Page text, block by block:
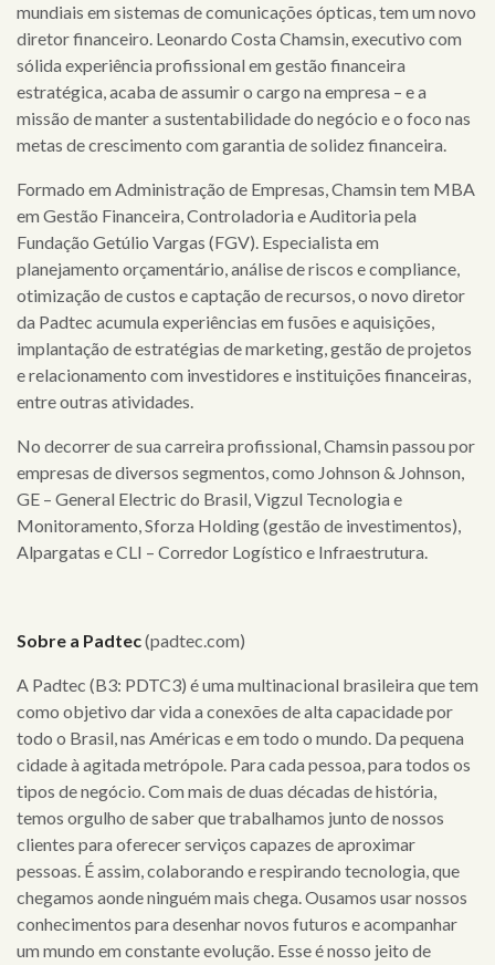
home
quem
serviços
clientes
cases
notícias
mundiais em sistemas de comunicações ópticas, tem um novo
diretor financeiro. Leonardo Costa Chamsin, executivo com
sólida experiência profissional em gestão financeira
estratégica, acaba de assumir o cargo na empresa – e a
missão de manter a sustentabilidade do negócio e o foco nas
metas de crescimento com garantia de solidez financeira.
Formado em Administração de Empresas, Chamsin tem MBA
em Gestão Financeira, Controladoria e Auditoria pela
Fundação Getúlio Vargas (FGV). Especialista em
planejamento orçamentário, análise de riscos e compliance,
otimização de custos e captação de recursos, o novo diretor
da Padtec acumula experiências em fusões e aquisições,
implantação de estratégias de marketing, gestão de projetos
e relacionamento com investidores e instituições financeiras,
entre outras atividades.
No decorrer de sua carreira profissional, Chamsin passou por
empresas de diversos segmentos, como Johnson & Johnson,
GE – General Electric do Brasil, Vigzul Tecnologia e
Monitoramento, Sforza Holding (gestão de investimentos),
Alpargatas e CLI – Corredor Logístico e Infraestrutura.
Sobre a Padtec(padtec.com)
A Padtec (B3: PDTC3) é uma multinacional brasileira que tem
como objetivo dar vida a conexões de alta capacidade por
todo o Brasil, nas Américas e em todo o mundo. Da pequena
cidade à agitada metrópole. Para cada pessoa, para todos os
tipos de negócio. Com mais de duas décadas de história,
temos orgulho de saber que trabalhamos junto de nossos
clientes para oferecer serviços capazes de aproximar
pessoas. É assim, colaborando e respirando tecnologia, que
chegamos aonde ninguém mais chega. Ousamos usar nossos
conhecimentos para desenhar novos futuros e acompanhar
um mundo em constante evolução. Esse é nosso jeito de